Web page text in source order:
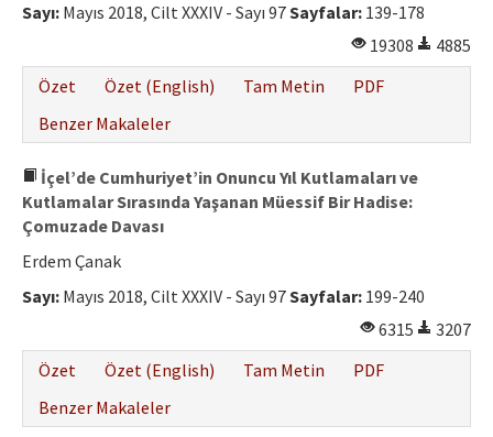
Sayı: Mayıs 2018, Cilt XXXIV - Sayı 97Sayfalar: 139-178
19308
4885
Özet
Özet (English) Tam Metin
PDF
Benzer Makaleler
İçel’de Cumhuriyet’in Onuncu Yıl Kutlamaları ve
Kutlamalar Sırasında Yaşanan Müessif Bir Hadise:
Çomuzade Davası
Erdem Çanak
Sayı: Mayıs 2018, Cilt XXXIV - Sayı 97Sayfalar: 199-240
6315
3207
Özet
Özet (English) Tam Metin
PDF
Benzer Makaleler